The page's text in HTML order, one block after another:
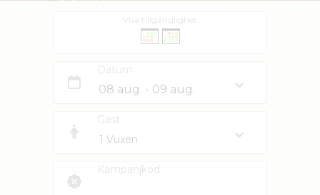
Visa tillgänglighet
Datum
Gäst
Kampanjkod